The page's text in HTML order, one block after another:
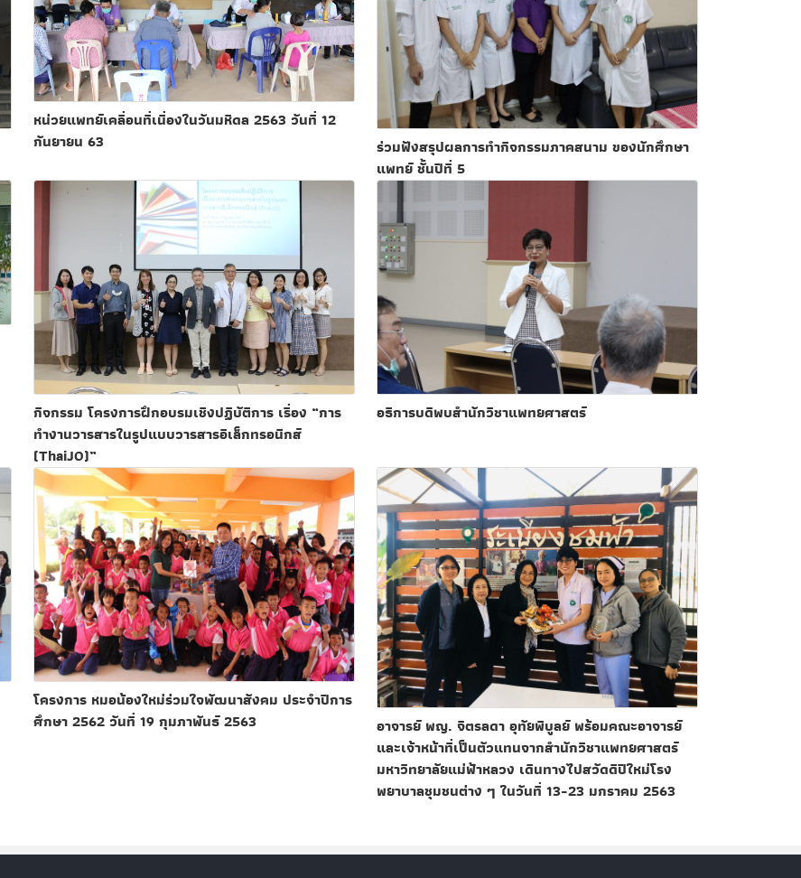
หน่วยแพทย์เคลื่อนที่เนื่องในวันมหิดล 2563 วันที่ 12
กันยายน 63
ร่วมฟังสรุปผลการทำกิจกรรมภาคสนาม ของนักศึกษา
แพทย์ ชั้นปีที่ 5
กิจกรรม โครงการฝึกอบรมเชิงปฏิบัติการ เรื่อง “การ
ทำงานวารสารในรูปแบบวารสารอิเล็กทรอนิกส์
(ThaiJO)”
อธิการบดีพบสำนักวิชาแพทยศาสตร์
โครงการ หมอน้องใหม่ร่วมใจพัฒนาสังคม ประจำปีการ
ศึกษา 2562 วันที่ 19 กุมภาพันธ์ 2563
อาจารย์ พญ. จิตรลดา อุทัยพิบูลย์ พร้อมคณะอาจารย์
และเจ้าหน้าที่เป็นตัวแทนจากสำนักวิชาแพทยศาสตร์
มหาวิทยาลัยแม่ฟ้าหลวง เดินทางไปสวัดดีปีใหม่โรง
พยาบาลชุมชนต่าง ๆ ในวันที่ 13-23 มกราคม 2563